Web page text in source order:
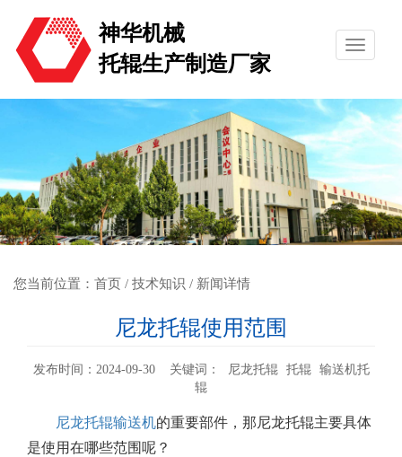
神华机械
托辊生产制造厂家
您当前位置： 首页 / 技术知识 / 新闻详情
尼龙托辊使用范围
发布时间：2024-09-30 关键词： 尼龙托辊 托辊
输送机托
辊
尼龙托辊输送机的重要部件，那尼龙托辊主要具体
是使用在哪些范围呢？